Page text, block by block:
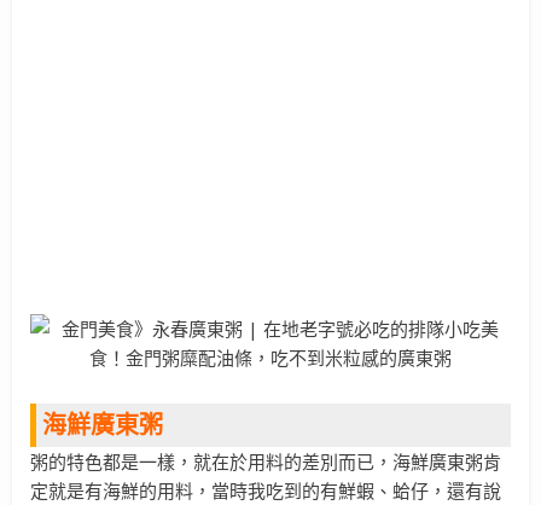
海鮮廣東粥
粥的特色都是一樣，就在於用料的差別而已，海鮮廣東粥肯
定就是有海鮮的用料，當時我吃到的有鮮蝦、蛤仔，還有說